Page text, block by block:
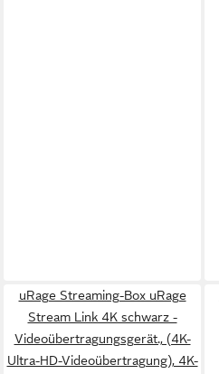
uRage Streaming-Box uRage
Stream Link 4K schwarz -
Videoübertragungsgerät., (4K-
Ultra-HD-Videoübertragung), 4K-